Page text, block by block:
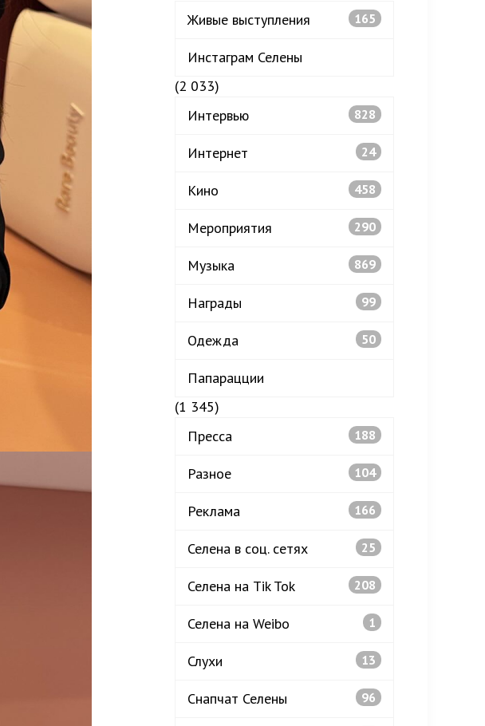
Живые выступления
165
Инстаграм Селены
(2 033)
Интервью
828
Интернет 24
Кино 458
Мероприятия 290
Музыка 869
Награды 99
Одежда 50
Папарацции
(1 345)
Пресса
188
Разное 104
Реклама 166
Селена в соц. сетях 25
Селена на Tik Tok 208
Селена на Weibo 1
Слухи 13
Снапчат Селены 96